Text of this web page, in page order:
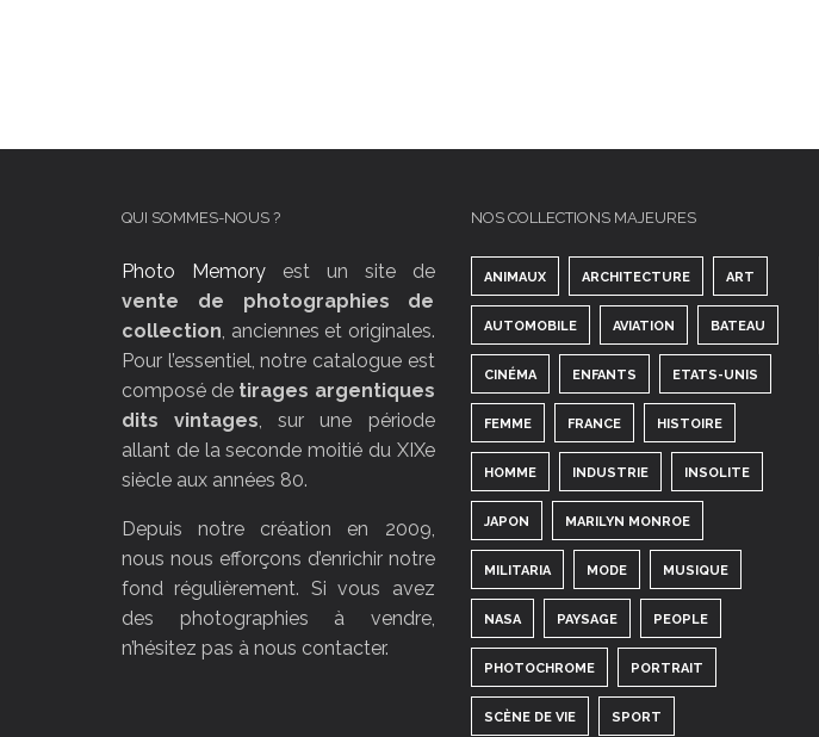
QUI SOMMES-NOUS ?
Photo Memoryest un site de
vente de photographies de
collection, anciennes et originales.
Pour l’essentiel, notre catalogue est
composé de tirages argentiques
dits vintages, sur une période
allant de la seconde moitié du XIXe
siècle aux années 80.
Depuis notre création en 2009,
nous nous efforçons d’enrichir notre
fond régulièrement. Si vous avez
des photographies à vendre,
n’hésitez pas à nous contacter.
NOS COLLECTIONS MAJEURES
ANIMAUX ARCHITECTURE ART
AUTOMOBILE AVIATION BATEAU
CINÉMA ENFANTS ETATS-UNIS
FEMME FRANCE HISTOIRE
HOMME INDUSTRIE INSOLITE
JAPON MARILYN MONROE
MILITARIA MODE MUSIQUE
NASA PAYSAGE PEOPLE
PHOTOCHROME PORTRAIT
SCÈNE DE VIE SPORT